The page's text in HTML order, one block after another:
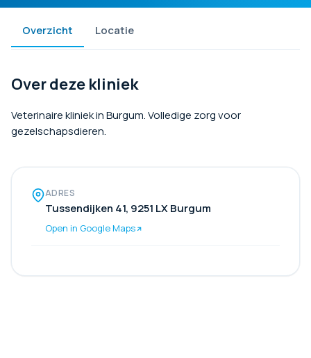
Overzicht Locatie
Over deze kliniek
Veterinaire kliniek in Burgum. Volledige zorg voor
gezelschapsdieren.
ADRES
Tussendijken 41, 9251 LX Burgum
Open in Google Maps